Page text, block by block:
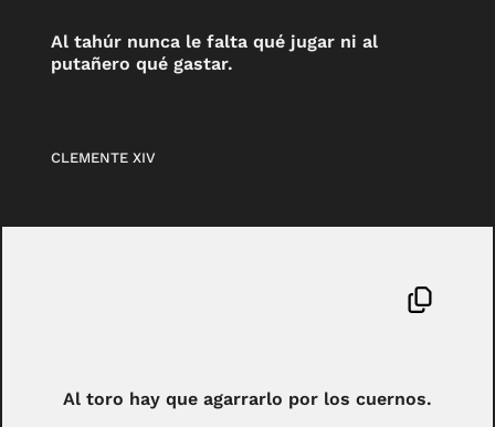
Al tahúr nunca le falta qué jugar ni al
putañero qué gastar.
CLEMENTE XIV
Al toro hay que agarrarlo por los cuernos.